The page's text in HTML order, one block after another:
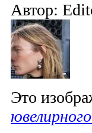
Автор:
Это